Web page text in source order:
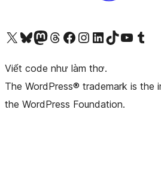
Truy cập tài khoản X (trước đây là Twitter) của chúng tôiVisit our Bluesky account
Visit our Mastodon account
Visit our Threads account
Xem trang Facebook của chúng tôiTruy cập tài khoản Instagram của chúng tôi Truy cập tài khoản LinkedIn của chúng tôiVisit our TikTok account
Truy cập kênh YouTube của chúng tôi Visit our
Viết code như làm thơ.
The WordPress® trademark is the
the WordPress Foundation.